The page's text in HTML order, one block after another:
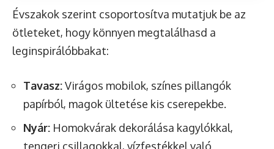
Évszakok szerint csoportosítva mutatjuk be az
ötleteket, hogy könnyen megtalálhasd a
leginspirálóbbakat:
Tavasz:Virágos mobilok, színes pillangók
papírból, magok ültetése kis cserepekbe.
Nyár: Homokvárak dekorálása kagylókkal,
tengeri csillagokkal, vízfestékkel való